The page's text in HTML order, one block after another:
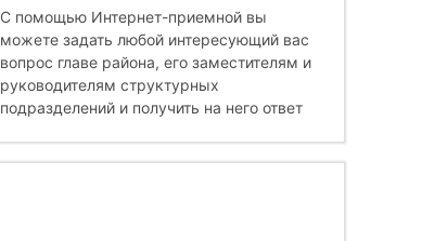
С помощью Интернет-приемной вы
можете задать любой интересующий вас
вопрос главе района, его заместителям и
руководителям структурных
подразделений и получить на него ответ